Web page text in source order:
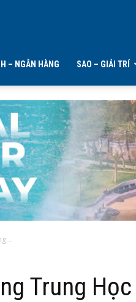
– NGÂN HÀNG SAO – GIẢI TRÍ
Trung Học